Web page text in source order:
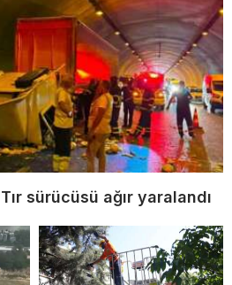
sürücüsü ağır yaralandı